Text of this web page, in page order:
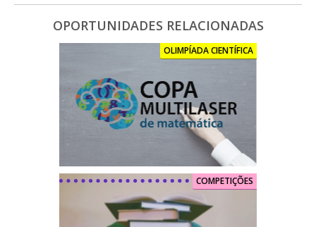
OPORTUNIDADES RELACIONADAS
OLIMPÍADA CIENTÍFICA
COMPETIÇÕES